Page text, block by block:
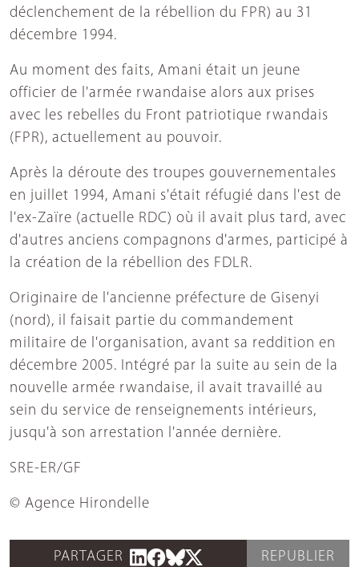
déclenchement de la rébellion du FPR) au 31
décembre 1994.
Au moment des faits, Amani était un jeune
officier de l'armée rwandaise alors aux prises
avec les rebelles du Front patriotique rwandais
(FPR), actuellement au pouvoir.
Après la déroute des troupes gouvernementales
en juillet 1994, Amani s'était réfugié dans l'est de
l'ex-Zaïre (actuelle RDC) où il avait plus tard, avec
d'autres anciens compagnons d'armes, participé à
la création de la rébellion des FDLR.
Originaire de l'ancienne préfecture de Gisenyi
(nord), il faisait partie du commandement
militaire de l'organisation, avant sa reddition en
décembre 2005. Intégré par la suite au sein de la
nouvelle armée rwandaise, il avait travaillé au
sein du service de renseignements intérieurs,
jusqu'à son arrestation l'année dernière.
SRE-ER/GF
© Agence Hirondelle
PARTAGER REPUBLIER